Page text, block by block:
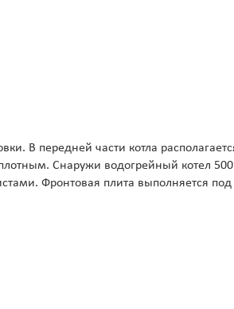
В передней части котла
Снаружи водогрейный котел
Фронтовая плита выполняется